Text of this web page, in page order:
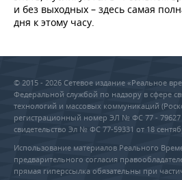
и без выходных – здесь самая
дня к этому часу.
© 2015 - 2026 Сетевое издание «Реальное
Федеральной службой по надзору в сфере
технологий и массовых коммуникаций
регистрационный номер ЭЛ № ФС 77 - 79627
свидетельство Эл № ФС 77-59331 от 18
Использование материалов Реального
предварительного согласия
прямая гиперссылка обязательны при